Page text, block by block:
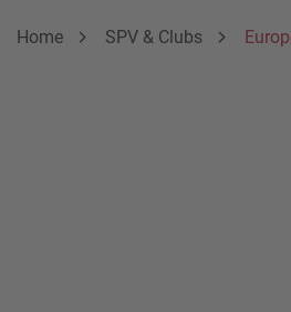
Sie befinden sich hier:
Home SPV & Clubs